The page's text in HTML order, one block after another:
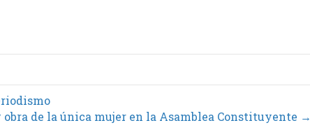
obra de la única mujer en la Asamblea Constituyente →